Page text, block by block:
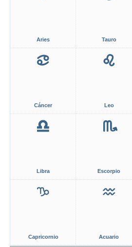
Aries Tauro
Cáncer Leo
Libra Escorpio
Capricornio Acuario